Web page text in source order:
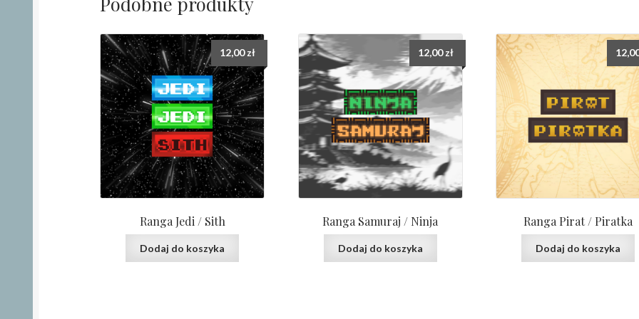
Ranga Jedi / Sith
12,00zł
Dodaj do koszyka
Ranga Samuraj / Ninja
12,00zł
Dodaj do koszyka
Ranga Pirat / Piratka
Dodaj do koszyka